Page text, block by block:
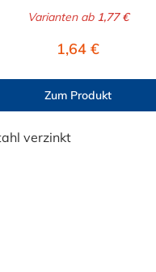
Varianten ab1,77 €
Regulärer Preis:
1,64 €
Zum Produkt